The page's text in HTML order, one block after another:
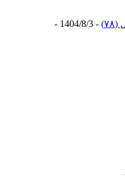
- 1404/8/3 -